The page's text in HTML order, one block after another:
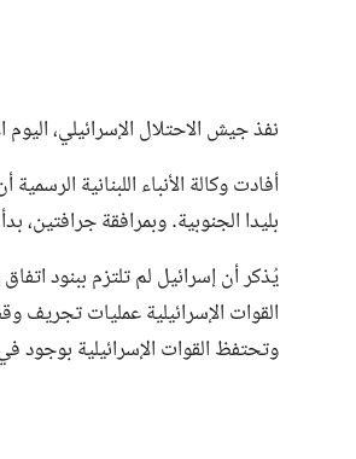
نفذ جيش الاحتلال الإسرائيلي،
بليدا الجنوبية. وبمرافقة جرافتين،
القوات الإسرائيلية عمليات
وتحتفظ القوات الإسرائيلية